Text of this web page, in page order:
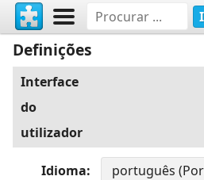
Definições
Interface
do
utilizador
Idioma